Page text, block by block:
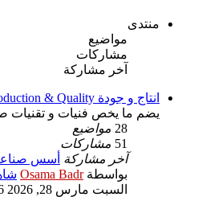
منتدى
مواضيع
مشاركات
آخر مشاركة
انتاج و جودة Production & Quality
يضم ما يخص فنيات و تقنيات
28 مواضيع
51 مشاركات
آخر مشاركة أسس
بواسطةOsama Badr
السبت مارس 28, 2026 8:46 pm